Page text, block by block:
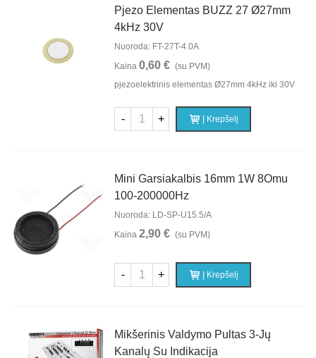
Pjezo Elementas BUZZ 27 Ø27mm
4kHz 30V
Nuoroda: FT-27T-4.0A
Kaina0,60 € (su PVM)
pjezoelektrinis elementas Ø27mm 4kHz iki 30V
- + Į Krepšelį
Mini Garsiakalbis 16mm 1W 8Omu
100-200000Hz
Nuoroda: LD-SP-U15.5/A
Kaina2,90 € (su PVM)
- + Į Krepšelį
Mikšerinis Valdymo Pultas 3-Jų
Kanalų Su Indikacija